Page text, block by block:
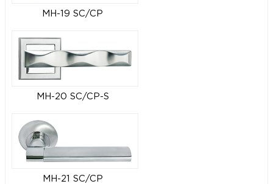
MH-19 SC/CP
MH-20 SC/CP-S
MH-21 SC/CP